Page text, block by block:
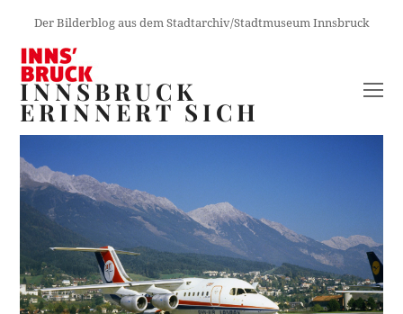
Der Bilderblog aus dem Stadtarchiv/Stadtmuseum Innsbruck
INNSBRUCK
ERINNERT SICH